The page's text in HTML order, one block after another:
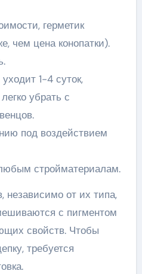
герметик
чем цена конопатки).
1-4 суток,
убрать с
под воздействием
стройматериалам.
независимо от их типа,
с пигментом
свойств. Чтобы
требуется